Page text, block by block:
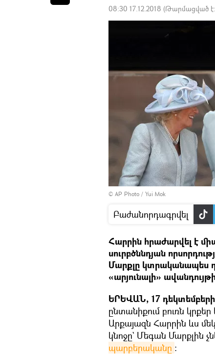
08:30 17.12.2018 (Թարմացված է:
© AP Photo / Yui Mok
Բաժանորդագրվել
Հարրին հրաժարվել է
սուրբծննդյան
Մարքլը կտրականապես
«արյունալի»
ԵՐԵՎԱՆ, 17
ընտանիքում բուռն կրքեր
Արքայազն Հարրին ևս
կնոջը` Մեգան Մարքլին
պարբերականը ։